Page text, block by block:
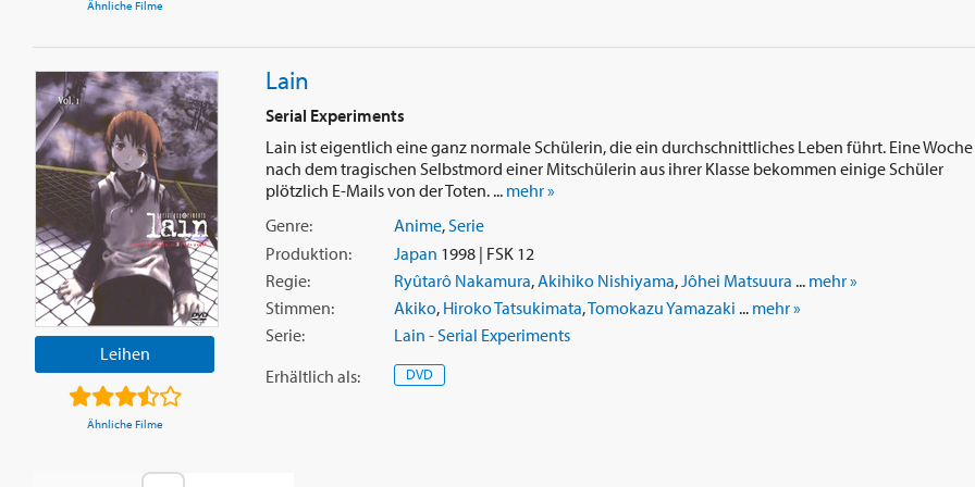
Ähnliche Filme
Leihen
Ähnliche Filme
Lain
Serial Experiments
Lain ist eigentlich eine ganz normale Schülerin, die ein durchschnittliches Leben führt. Eine Woche
nach dem tragischen Selbstmord einer Mitschülerin aus ihrer Klasse bekommen einige Schüler
plötzlich E-Mails von der Toten. ... mehr »
Genre:
Anime,Serie
Produktion:
Japan 1998 | FSK 12
Regie:
Ryûtarô Nakamura,Akihiko Nishiyama, Jôhei Matsuura ... mehr »
Stimmen:
Akiko, Hiroko Tatsukimata,Tomokazu Yamazaki ... mehr »
Serie:
Lain - Serial Experiments
Erhältlich als: DVD